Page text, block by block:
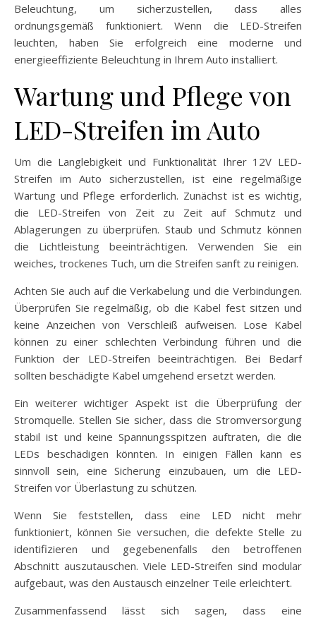
Beleuchtung, um sicherzustellen, dass alles
ordnungsgemäß funktioniert. Wenn die LED-Streifen
leuchten, haben Sie erfolgreich eine moderne und
energieeffiziente Beleuchtung in Ihrem Auto installiert.
Wartung und Pflege von
LED-Streifen im Auto
Um die Langlebigkeit und Funktionalität Ihrer 12V LED-
Streifen im Auto sicherzustellen, ist eine regelmäßige
Wartung und Pflege erforderlich. Zunächst ist es wichtig,
die LED-Streifen von Zeit zu Zeit auf Schmutz und
Ablagerungen zu überprüfen. Staub und Schmutz können
die Lichtleistung beeinträchtigen. Verwenden Sie ein
weiches, trockenes Tuch, um die Streifen sanft zu reinigen.
Achten Sie auch auf die Verkabelung und die Verbindungen.
Überprüfen Sie regelmäßig, ob die Kabel fest sitzen und
keine Anzeichen von Verschleiß aufweisen. Lose Kabel
können zu einer schlechten Verbindung führen und die
Funktion der LED-Streifen beeinträchtigen. Bei Bedarf
sollten beschädigte Kabel umgehend ersetzt werden.
Ein weiterer wichtiger Aspekt ist die Überprüfung der
Stromquelle. Stellen Sie sicher, dass die Stromversorgung
stabil ist und keine Spannungsspitzen auftraten, die die
LEDs beschädigen könnten. In einigen Fällen kann es
sinnvoll sein, eine Sicherung einzubauen, um die LED-
Streifen vor Überlastung zu schützen.
Wenn Sie feststellen, dass eine LED nicht mehr
funktioniert, können Sie versuchen, die defekte Stelle zu
identifizieren und gegebenenfalls den betroffenen
Abschnitt auszutauschen. Viele LED-Streifen sind modular
aufgebaut, was den Austausch einzelner Teile erleichtert.
Zusammenfassend lässt sich sagen, dass eine